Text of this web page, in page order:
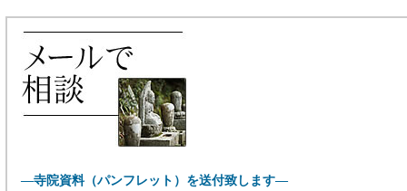
―寺院資料（パンフレット）を送付致します―